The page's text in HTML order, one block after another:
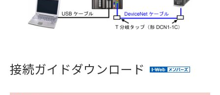
接続ガイドダウンロード